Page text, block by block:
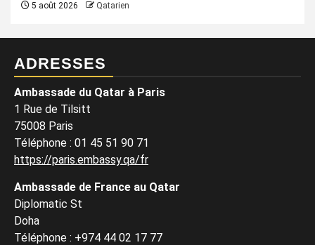
5 août 2026 Qatarien
ADRESSES
Ambassade du Qatar à Paris
1 Rue de Tilsitt
75008 Paris
Téléphone : 01 45 51 90 71
https://paris.embassy.qa/fr
Ambassade de France au Qatar
Diplomatic St
Doha
Téléphone : +974 44 02 17 77